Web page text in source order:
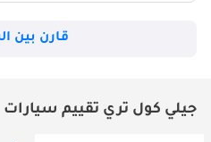
قارن بين
جيلي كول تري تقييم سيارات